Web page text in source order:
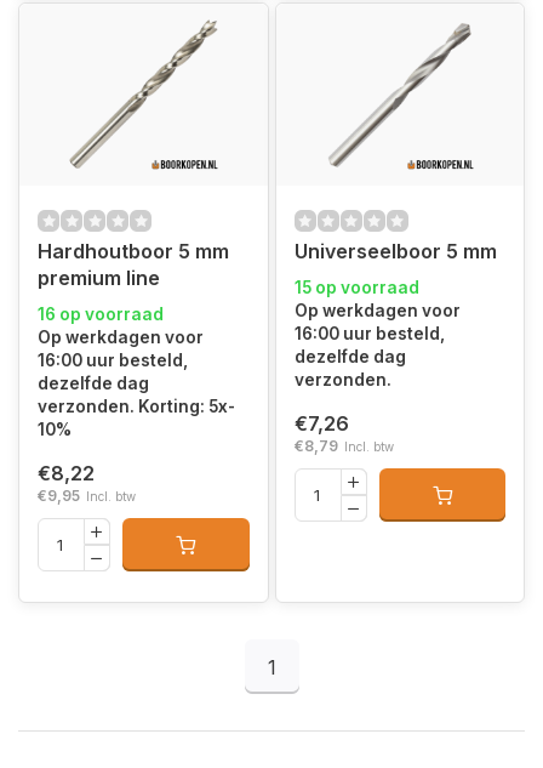
Hardhoutboor 5 mm
premium line
16 op voorraad
Op werkdagen voor
16:00 uur besteld,
dezelfde dag
verzonden. Korting: 5x-
10%
€8,22
€9,95 Incl. btw
Universeelboor 5 mm
15 op voorraad
Op werkdagen voor
16:00 uur besteld,
dezelfde dag
verzonden.
€7,26
€8,79 Incl. btw
1